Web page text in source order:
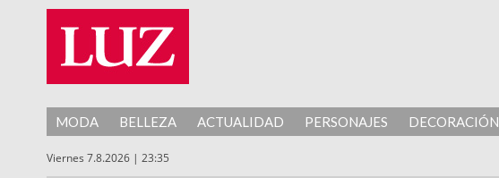
MODA BELLEZA ACTUALIDAD PERSONAJES DECORACIÓN
Viernes 7.8.2026 | 23:35